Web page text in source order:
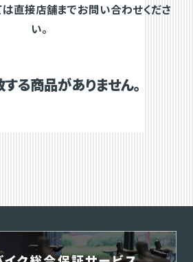
直接店舗までお問い合わせくださ
い。
る商品がありません。